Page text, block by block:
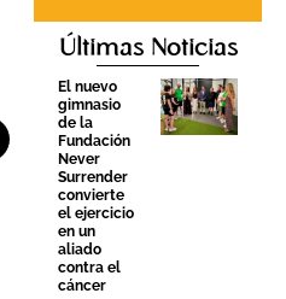
Últimas Noticias
El nuevo
gimnasio
de la
Fundación
Never
Surrender
convierte
el ejercicio
en un
aliado
contra el
cáncer